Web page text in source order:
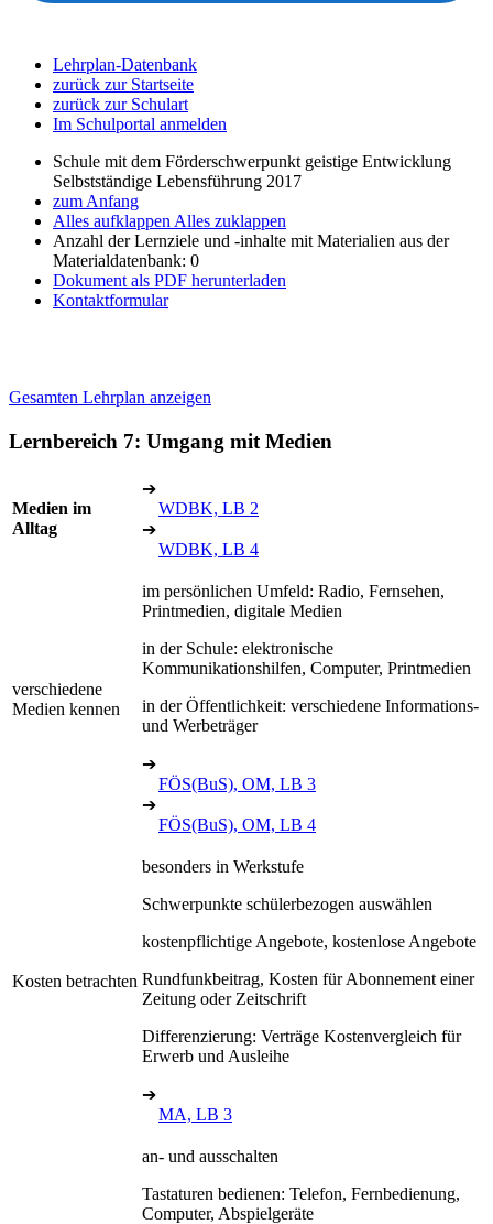
Lehrplan-Datenbank
zurück zur Startseite
zurück zur Schulart
Im Schulportal anmelden
Schule mit dem Förderschwerpunkt geistige Entwicklung
Selbstständige Lebensführung 2017
zum Anfang
Alles aufklappen Alles zuklappen
Anzahl der Lernziele und -inhalte mit Materialien aus der
Materialdatenbank: 0
Dokument als PDF herunterladen
Kontaktformular
Gesamten Lehrplan anzeigen
Lernbereich 7: Umgang mit Medien
Medien im
Alltag
➔
WDBK, LB 2
➔
WDBK, LB 4
verschiedene
Medien kennen
im persönlichen Umfeld: Radio, Fernsehen,
Printmedien, digitale Medien
in der Schule: elektronische
Kommunikationshilfen, Computer, Printmedien
in der Öffentlichkeit: verschiedene Informations-
und Werbeträger
➔
FÖS(BuS), OM, LB 3
➔
FÖS(BuS), OM, LB 4
Kosten betrachten
besonders in Werkstufe
Schwerpunkte schülerbezogen auswählen
kostenpflichtige Angebote, kostenlose Angebote
Rundfunkbeitrag, Kosten für Abonnement einer
Zeitung oder Zeitschrift
Differenzierung: Verträge Kostenvergleich für
Erwerb und Ausleihe
➔
MA, LB 3
an- und ausschalten
Tastaturen bedienen: Telefon, Fernbedienung,
Computer, Abspielgeräte